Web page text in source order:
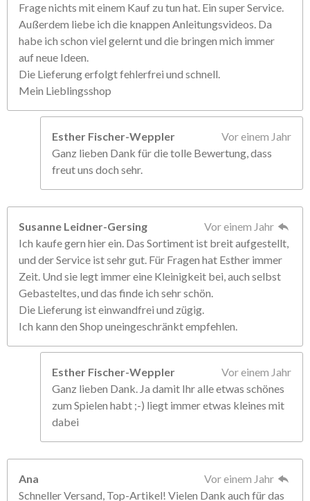
Frage nichts mit einem Kauf zu tun hat. Ein super Service.
Außerdem liebe ich die knappen Anleitungsvideos. Da
habe ich schon viel gelernt und die bringen mich immer
auf neue Ideen.
Die Lieferung erfolgt fehlerfrei und schnell.
Mein Lieblingsshop
Esther Fischer-Weppler
Vor einem Jahr
Ganz lieben Dank für die tolle Bewertung, dass
freut uns doch sehr.
Susanne Leidner-Gersing
Vor einem Jahr
Ich kaufe gern hier ein. Das Sortiment ist breit aufgestellt,
und der Service ist sehr gut. Für Fragen hat Esther immer
Zeit. Und sie legt immer eine Kleinigkeit bei, auch selbst
Gebasteltes, und das finde ich sehr schön.
Die Lieferung ist einwandfrei und zügig.
Ich kann den Shop uneingeschränkt empfehlen.
Esther Fischer-Weppler
Vor einem Jahr
Ganz lieben Dank. Ja damit Ihr alle etwas schönes
zum Spielen habt ;-) liegt immer etwas kleines mit
dabei
Ana
Vor einem Jahr
Schneller Versand, Top-Artikel! Vielen Dank auch für das